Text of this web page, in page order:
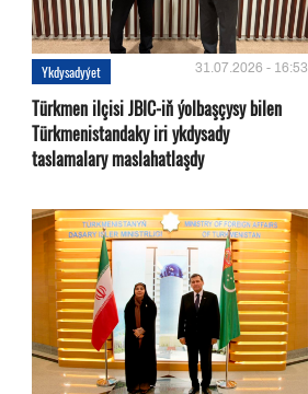
Ykdysadyýet 31.07.2026 - 16:53
Türkmen ilçisi JBIC-iň ýolbaşçysy bilen
Türkmenistandaky iri ykdysady
taslamalary maslahatlaşdy